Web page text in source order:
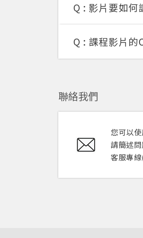
Q : 影片要如何
Q : 課程影片的
聯絡我們
您可以
請簡述
客服專